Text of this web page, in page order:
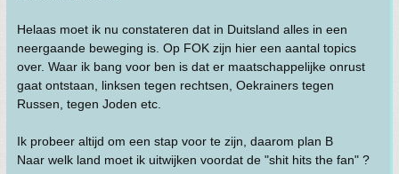
Helaas moet ik nu constateren dat in Duitsland alles in een
neergaande beweging is. Op FOK zijn hier een aantal topics
over. Waar ik bang voor ben is dat er maatschappelijke onrust
gaat ontstaan, linksen tegen rechtsen, Oekrainers tegen
Russen, tegen Joden etc.
Ik probeer altijd om een stap voor te zijn, daarom plan B
Naar welk land moet ik uitwijken voordat de "shit hits the fan" ?